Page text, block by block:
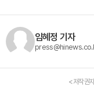
임혜정 기자
<저작권